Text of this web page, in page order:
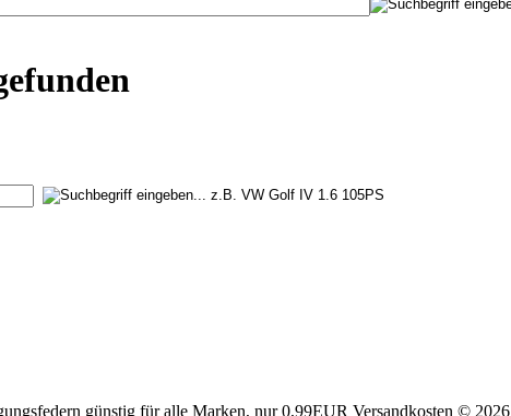
günstig für alle Marken, nur 0,99EUR Versandkosten © 2026